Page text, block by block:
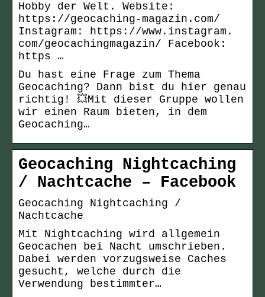
Hobby der Welt. Website:
https://geocaching-magazin.com/
Instagram: https://www.instagram.
com/geocachingmagazin/ Facebook:
https …
Du hast eine Frage zum Thema
Geocaching? Dann bist du hier genau
richtig! 💥Mit dieser Gruppe wollen
wir einen Raum bieten, in dem
Geocaching…
Geocaching Nightcaching
/ Nachtcache – Facebook
Geocaching Nightcaching /
Nachtcache
Mit Nightcaching wird allgemein
Geocachen bei Nacht umschrieben.
Dabei werden vorzugsweise Caches
gesucht, welche durch die
Verwendung bestimmter…